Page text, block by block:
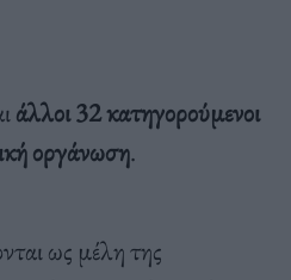
άλλοι 32 κατηγορούμενοι
οργάνωση.
ως μέλη της